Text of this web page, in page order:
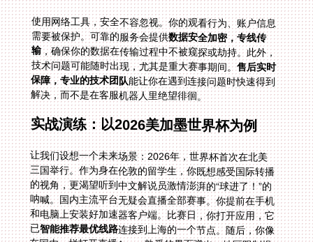
使用网络工具，安全不容忽视。你的观看行为、账户信息
需要被保护。可靠的服务会提供数据安全加密，专线传
输，确保你的数据在传输过程中不被窥探或劫持。此外，
技术问题可能随时出现，尤其是重大赛事期间。售后实时
保障，专业的技术团队能让你在遇到连接问题时快速得到
解决，而不是在客服机器人里绝望徘徊。
实战演练：以2026美加墨世界杯为例
让我们设想一个未来场景：2026年，世界杯首次在北美
三国举行。作为身在伦敦的留学生，你既想感受国际转播
的视角，更渴望听到中文解说员激情澎湃的“球进了！”的
呐喊。国内主流平台无疑会直播全部赛事。你提前在手机
和电脑上安装好加速器客户端。比赛日，你打开应用，它
已智能推荐最优线路连接到上海的一个节点。随后，你像
在国内一样打开直播App，熟悉的界面弹出，地区限制提
示消失无踪。你选择中文解说流，画面高清流畅，解说声